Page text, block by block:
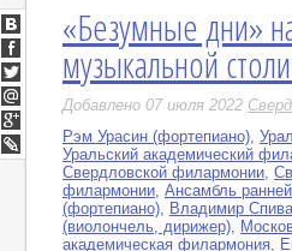
«Безумные дни»
музыкальной
Добавлено 07 июля 2022
Рэм Урасин (фортепиано),
Уральский академический
Свердловской филармонии,
филармонии, Ансамбль
(фортепиано), Владимир
(виолончель, дирижер),
академическая филармония,
ВКонтакте
Facebook
Twitter
Мой
Мир
Google+
LiveJournal